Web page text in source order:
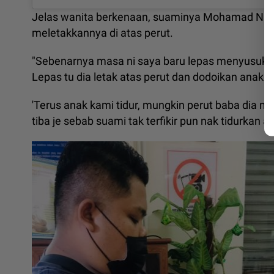
Jelas wanita berkenaan, suaminya Mohamad
meletakkannya di atas perut.
"Sebenarnya masa ni saya baru lepas
Lepas tu dia letak atas perut dan dodoikan anak
'Terus anak kami tidur, mungkin perut baba dia
tiba je sebab suami tak terfikir pun nak tidurkan